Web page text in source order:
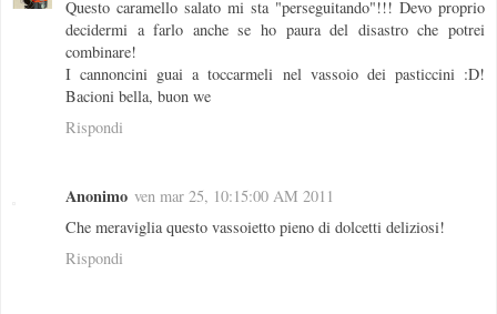
Questo caramello salato mi sta "perseguitando"!!! Devo proprio
decidermi a farlo anche se ho paura del disastro che potrei
combinare!
I cannoncini guai a toccarmeli nel vassoio dei pasticcini :D!
Bacioni bella, buon we
Rispondi
Anonimo ven mar 25, 10:15:00 AM 2011
Che meraviglia questo vassoietto pieno di dolcetti deliziosi!
Rispondi